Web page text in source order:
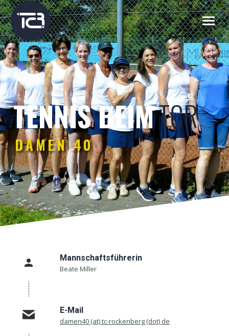
TENNIS BEIM
DAMEN 40
TCR
Mannschaftsführerin
Beate Miller
E-Mail
damen40 (at) tc-rockenberg (dot) de